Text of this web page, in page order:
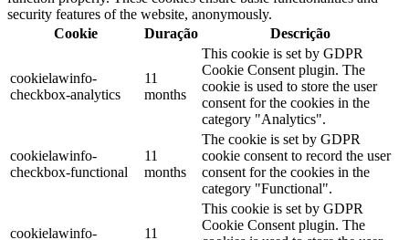
security features of the website, anonymously.
Cookie
Duração Descrição
cookielawinfo-
checkbox-analytics
11
months
This cookie is set by GDPR
Cookie Consent plugin. The
cookie is used to store the user
consent for the cookies in the
category "Analytics".
cookielawinfo-
checkbox-functional
11
months
The cookie is set by GDPR
cookie consent to record the user
consent for the cookies in the
category "Functional".
cookielawinfo-
11
This cookie is set by GDPR
Cookie Consent plugin. The